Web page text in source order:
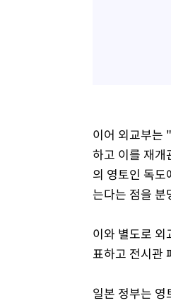
이어 외교부는
하고 이를 재
의 영토인 독
는다는 점을
이와 별도로
표하고 전시관
일본 정부는